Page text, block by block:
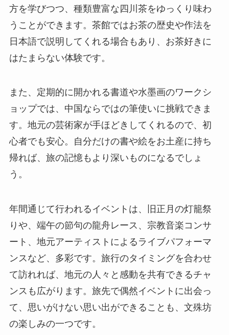
方を学びつつ、種類豊富な四川茶をゆっくり味わ
うことができます。茶館ではお茶の歴史や作法を
日本語で説明してくれる場合もあり、お茶好きに
はたまらない体験です。
また、定期的に開かれる書道や水墨画のワークシ
ョップでは、中国ならではの筆使いに挑戦できま
す。地元の芸術家が手ほどきしてくれるので、初
心者でも安心。自分だけの書や絵をお土産に持ち
帰れば、旅の記憶もより深いものになるでしょ
う。
年間通じて行われるイベントは、旧正月の灯籠祭
りや、端午の節句の龍舟レース、宗教音楽コンサ
ート、地元アーティストによるライブパフォーマ
ンスなど、多彩です。旅行のタイミングを合わせ
て訪れれば、地元の人々と感動を共有できるチャ
ンスも広がります。旅先で偶然イベントに出会っ
て、思いがけない思い出ができることも、文殊坊
の楽しみの一つです。